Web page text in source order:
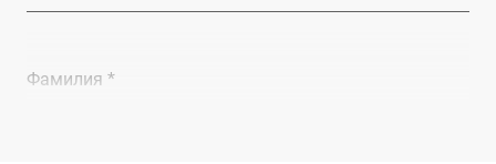
Фамилия *